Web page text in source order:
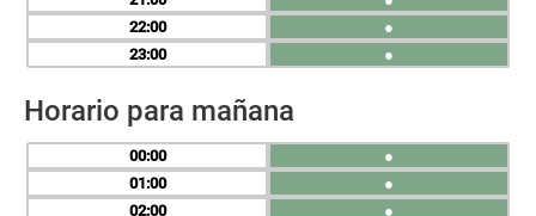
22
23
●
●
Horario para mañana
00
01
02
●
●
●